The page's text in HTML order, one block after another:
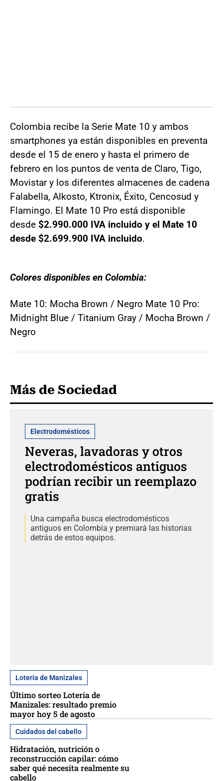
Colombia recibe la Serie Mate 10 y ambos
smartphones ya están disponibles en preventa
desde el 15 de enero y hasta el primero de
febrero en los puntos de venta de Claro, Tigo,
Movistar y los diferentes almacenes de cadena
Falabella, Alkosto, Ktronix, Éxito, Cencosud y
Flamingo. El Mate 10 Pro está disponible
desde $2.990.000 IVA incluido y el Mate 10
desde $2.699.900 IVA incluido.
Colores disponibles en Colombia:
Mate 10: Mocha Brown / Negro Mate 10 Pro:
Midnight Blue / Titanium Gray / Mocha Brown /
Negro
Más de Sociedad
Electrodomésticos
Neveras, lavadoras y otros
electrodomésticos antiguos
podrían recibir un reemplazo
gratis
Una campaña busca electrodomésticos
antiguos en Colombia y premiará las historias
detrás de estos equipos.
Lotería de Manizales
Último sorteo Lotería de
Manizales: resultado premio
mayor hoy 5 de agosto
Cuidados del cabello
Hidratación, nutrición o
reconstrucción capilar: cómo
saber qué necesita realmente su
cabello